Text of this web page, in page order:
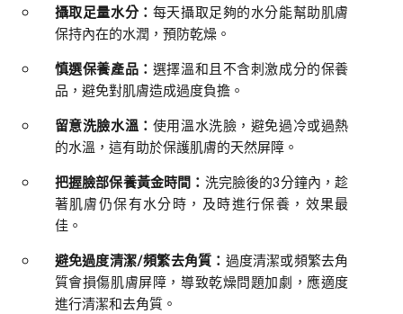
攝取足量水分： 每天攝取足夠的水分能幫助肌膚
保持內在的水潤，預防乾燥。
慎選保養產品： 選擇溫和且不含刺激成分的保養
品，避免對肌膚造成過度負擔。
留意洗臉水溫： 使用溫水洗臉，避免過冷或過熱
的水溫，這有助於保護肌膚的天然屏障。
把握臉部保養黃金時間： 洗完臉後的3分鐘內，趁
著肌膚仍保有水分時，及時進行保養，效果最
佳。
避免過度清潔/頻繁去角質： 過度清潔或頻繁去角
質會損傷肌膚屏障，導致乾燥問題加劇，應適度
進行清潔和去角質。